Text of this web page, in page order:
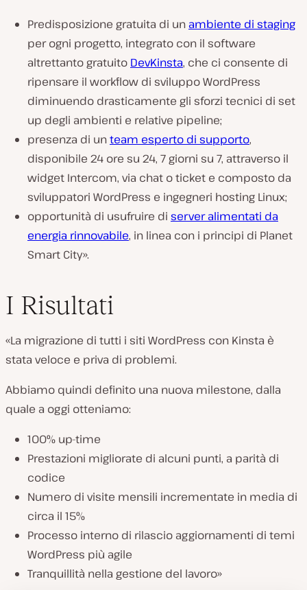
Predisposizione gratuita di un ambiente di staging
per ogni progetto, integrato con il software
altrettanto gratuito DevKinsta, che ci consente di
ripensare il workflow di sviluppo WordPress
diminuendo drasticamente gli sforzi tecnici di set
up degli ambienti e relative pipeline;
presenza di unteam esperto di supporto,
disponibile 24 ore su 24, 7 giorni su 7, attraverso il
widget Intercom, via chat o ticket e composto da
sviluppatori WordPress e ingegneri hosting Linux;
opportunità di usufruire di server alimentati da
energia rinnovabile, in linea con i principi di Planet
Smart City».
I Risultati
«La migrazione di tutti i siti WordPress con Kinsta è
stata veloce e priva di problemi.
Abbiamo quindi definito una nuova milestone, dalla
quale a oggi otteniamo:
100% up-time
Prestazioni migliorate di alcuni punti, a parità di
codice
Numero di visite mensili incrementate in media di
circa il 15%
Processo interno di rilascio aggiornamenti di temi
WordPress più agile
Tranquillità nella gestione del lavoro»